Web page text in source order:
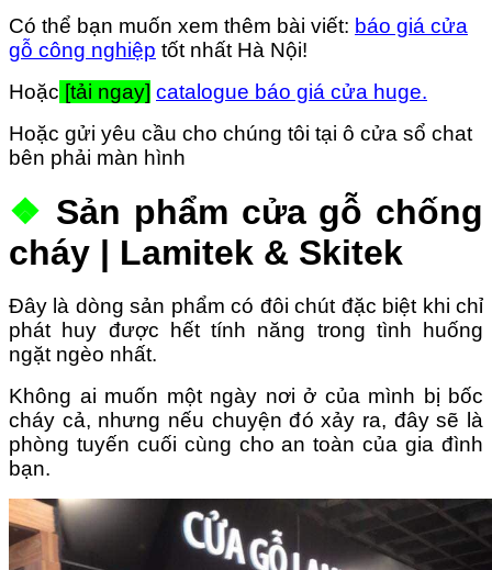
Có thể bạn muốn xem thêm bài viết: báo giá cửa
gỗ công nghiệp tốt nhất Hà Nội!
Hoặc [tải ngay] catalogue báo giá cửa huge.
Hoặc gửi yêu cầu cho chúng tôi tại ô cửa sổ chat
bên phải màn hình
❖ Sản phẩm cửa gỗ chống
cháy | Lamitek & Skitek
Đây là dòng sản phẩm có đôi chút đặc biệt khi chỉ
phát huy được hết tính năng trong tình huống
ngặt ngèo nhất.
Không ai muốn một ngày nơi ở của mình bị bốc
cháy cả, nhưng nếu chuyện đó xảy ra, đây sẽ là
phòng tuyến cuối cùng cho an toàn của gia đình
bạn.